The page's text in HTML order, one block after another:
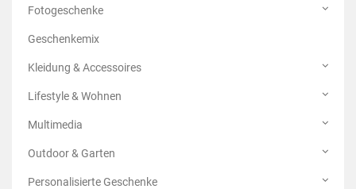
Fotogeschenke
Geschenkemix
Kleidung & Accessoires
Lifestyle & Wohnen
Multimedia
Outdoor & Garten
Personalisierte Geschenke